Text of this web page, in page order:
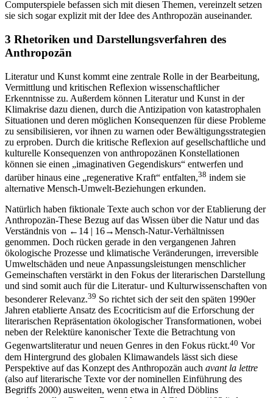
sie sich sogar explizit mit der Idee des Anthropozän auseinander.
Anthropozän
Vermittlung und kritischen Reflexion wissenschaftlicher
Erkenntnisse zu. Außerdem können Literatur und Kunst in der
Klimakrise dazu dienen, durch die Antizipation von katastrophalen
Situationen und deren möglichen Konsequenzen für diese Probleme
zu sensibilisieren, vor ihnen zu warnen oder Bewältigungsstrategien
zu erproben. Durch die kritische Reflexion auf gesellschaftliche und
kulturelle Konsequenzen von anthropozänen Konstellationen
können sie einen „imaginativen Gegendiskurs“ entwerfen und
darüber hinaus eine „regenerative Kraft“ entfalten,38indem sie
alternative Mensch-Umwelt-Beziehungen erkunden.
Anthropozän-These Bezug auf das Wissen über die Natur und das
Verständnis von←14 |16→Mensch-Natur-Verhältnissen
genommen. Doch rücken gerade in den vergangenen Jahren
ökologische Prozesse und klimatische Veränderungen, irreversible
Umweltschäden und neue Anpassungsleistungen menschlicher
Gemeinschaften verstärkt in den Fokus der literarischen Darstellung
und sind somit auch für die Literatur- und Kulturwissenschaften von
besonderer Relevanz.39 So richtet sich der seit den späten 1990er
Jahren etablierte Ansatz des Ecocriticism auf die Erforschung der
literarischen Repräsentation ökologischer Transformationen, wobei
neben der Relektüre kanonischer Texte die Betrachtung von
Gegenwartsliteratur und neuen Genres in den Fokus rückt.40
dem Hintergrund des globalen Klimawandels lässt sich diese
Perspektive auf das Konzept des Anthropozän auchavant la lettre
(also auf literarische Texte vor der nominellen Einführung des
Begriffs 2000) ausweiten, wenn etwa in Alfred Döblins
experimentellen RomanBerge Meere und Giganten(1924) der